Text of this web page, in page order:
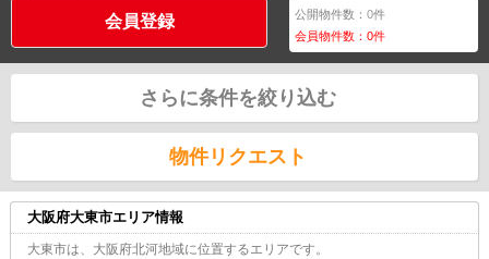
会員登録 公開物件数：0件
会員物件数：0件
さらに条件を絞り込む
物件リクエスト
大阪府大東市エリア情報
大東市は、大阪府北河地域に位置するエリアです。